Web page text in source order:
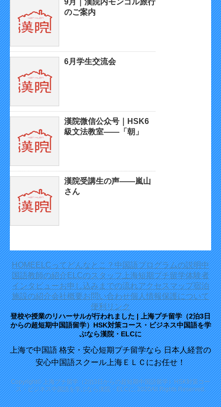
9月｜漢院内モンゴル旅行
のご案内
6月学生交流会
漢院微信公众号｜HSK6
級文法教室——「朝」
漢院受講生の声——嵐山
さん
HOMEELCってどんなとこ？中国語プログラムの説明中
国語教師の紹介ELCのスタッフ上海短期プチ留学体験者
インタビューお申し込みまでの流れアクセスマップ宿泊
施設の紹介会社概要お問い合わせ個人情報保護について
便利リンク
登校や授業のリハーサルが行われました | 上海プチ留学（2泊3日
からの超短期中国語留学）HSK対策コース・ビジネス中国語を学
ぶなら漢院・ELCに
上海で中国語 格安・安心短期プチ留学なら 日本人経営の
安心中国語スクール上海ＥＬＣにお任せ！
Copyright© 上海プチ留学（2泊3日からの超短期中国語留学）HSK対策コー
ス・ビジネス中国語を学ぶなら漢院・ELCに, 2020All Rights Reserved.